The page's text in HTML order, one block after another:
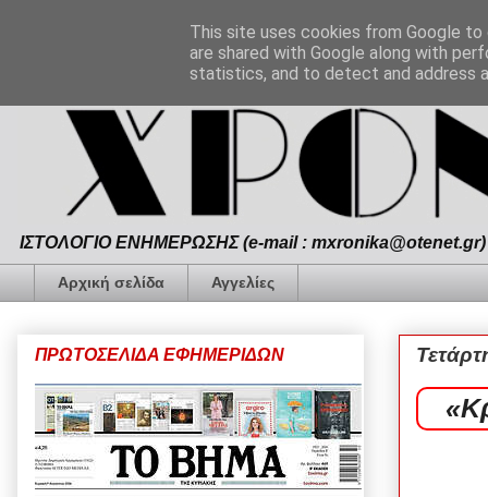
ΙΣΤΟΛΟΓΙΟ ΕΝΗΜΕΡΩΣΗΣ (e-mail :
Αρχική σελίδα Αγγελίες
ΠΡΩΤΟΣΕΛΙΔΑ ΕΦΗΜΕΡΙΔΩΝ
This site uses cookies from Google
are shared with Google along with
statistics, and to detect and address